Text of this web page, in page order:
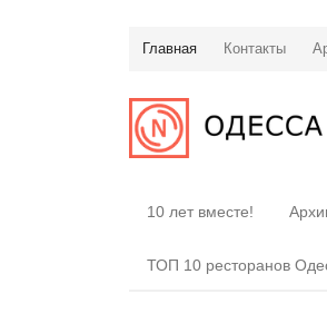
Главная Контакты
10 лет вместе!
ТОП 10 ресторанов